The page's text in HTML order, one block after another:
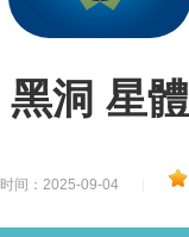
黑洞 星體
时间：2025-09-04